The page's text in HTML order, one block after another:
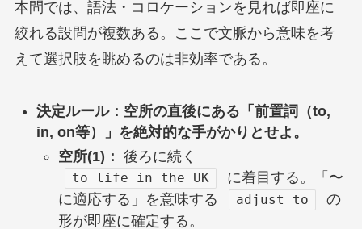
本問では、語法・コロケーションを見れば即座に
絞れる設問が複数ある。ここで文脈から意味を考
えて選択肢を眺めるのは非効率である。
決定ルール：空所の直後にある「前置詞（to,
in, on等）」を絶対的な手がかりとせよ。
空所(1)： 後ろに続く
to life in the UK
に着目する。「〜
に適応する」を意味する
adjust to
の
形が即座に確定する。